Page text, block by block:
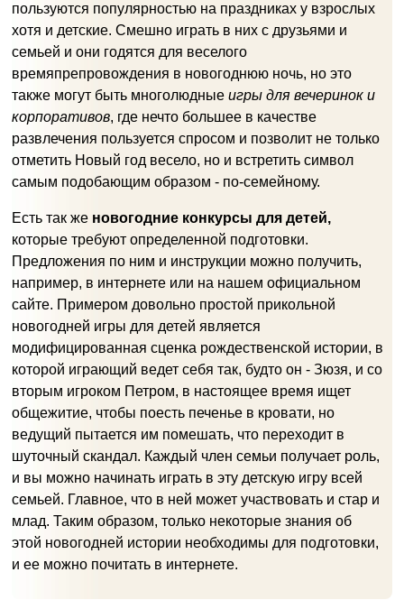
пользуются популярностью на праздниках у взрослых
хотя и детские. Смешно играть в них с друзьями и
семьей и они годятся для веселого
времяпрепровождения в новогоднюю ночь, но это
также могут быть многолюдные игры для вечеринок и
корпоративов, где нечто большее в качестве
развлечения пользуется спросом и позволит не только
отметить Новый год весело, но и встретить символ
самым подобающим образом - по-семейному.
Есть так же новогодние конкурсы для детей,
которые требуют определенной подготовки.
Предложения по ним и инструкции можно получить,
например, в интернете или на нашем официальном
сайте. Примером довольно простой прикольной
новогодней игры для детей является
модифицированная сценка рождественской истории, в
которой играющий ведет себя так, будто он - Зюзя, и со
вторым игроком Петром, в настоящее время ищет
общежитие, чтобы поесть печенье в кровати, но
ведущий пытается им помешать, что переходит в
шуточный скандал. Каждый член семьи получает роль,
и вы можно начинать играть в эту детскую игру всей
семьей. Главное, что в ней может участвовать и стар и
млад. Таким образом, только некоторые знания об
этой новогодней истории необходимы для подготовки,
и ее можно почитать в интернете.